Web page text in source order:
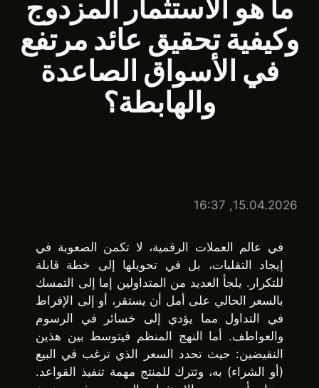
ما هو الاستثمار المزدوج
وكيفية تحقيق عائد مرتفع
في الأسواق الصاعدة
والهابطة؟
15.04.2026, 16:37
في عالم العملات الرقمية، لا تكمن الصعوبة في
إيجاد التقلبات، بل في تحويلها إلى خطة قابلة
للتكرار. يلجأ العديد من المتداولين إما إلى التمسك
بالسعر الحالي على أمل أن يستقر، أو إلى الإفراط
في التداول مما يؤدي إلى خسائر في الرسوم
والعواطف. أما النهج المنظم فيتوسط بين هذين
النقيضين: حيث تحدد السعر الذي ترغب في البيع
(أو الشراء) به، وتترك للمنتج مهمة تنفيذ القواعد.